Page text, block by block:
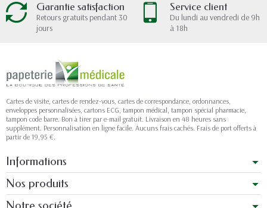
Garantie satisfaction
Retours gratuits pendant 30
jours
Service client
Du lundi au vendredi de 9h
à 18h
Cartes de visite, cartes de rendez-vous, cartes de correspondance, ordonnances,
enveloppes personnalisées, cartons ECG, tampon médical, tampon spécial pharmacie,
tampon code barre. Bon à tirer par e-mail gratuit. Livraison en 48 heures sans
supplément. Personnalisation en ligne facile. Aucuns frais cachés. Frais de port offerts à
partir de 19,95 €.
Informations
Nos produits